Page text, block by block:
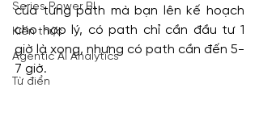
Series Power BI
Kiến thức
Agentic AI Analytics
Từ điển
của từng path mà bạn lên kế hoạch
cho hợp lý, có path chỉ cần đầu tư 1
giờ là xong, nhưng có path cần đến 5-
7 giờ.